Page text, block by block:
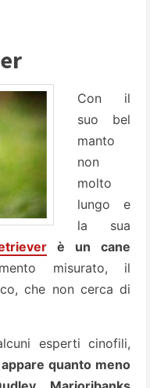
Con il
suo bel
manto
non
molto
lungo e
la sua
è un cane
misurato, il
che non cerca di
esperti cinofili,
quanto meno